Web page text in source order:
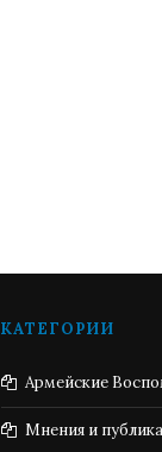
КАТЕГОРИИ
Армейские
Мнения и